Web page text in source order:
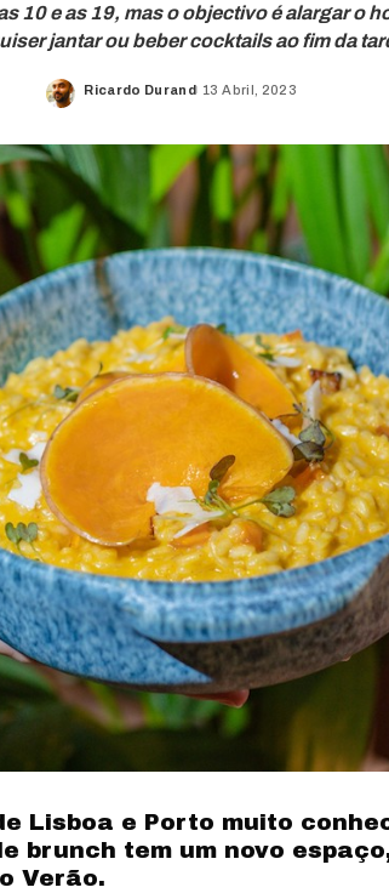
10 e as 19, mas o objectivo é alargar o
jantar ou beber cocktails ao fim da
Posted
Ricardo Durand 13 Abril, 2023
Lisboa e Porto muito
brunch tem um novo
Verão.